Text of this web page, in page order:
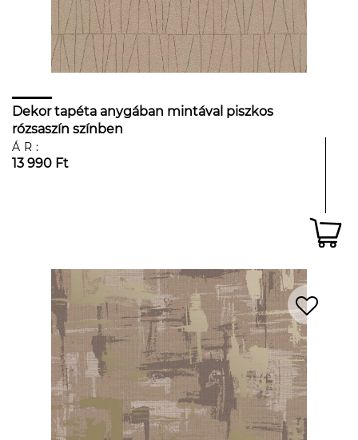
Dekor tapéta anygában mintával piszkos
rózsaszín színben
ÁR:
13 990 Ft